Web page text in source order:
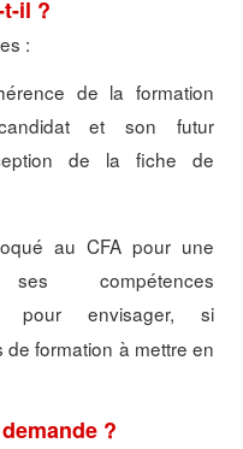
il ?
:
de la formation
et son futur
de la fiche de
au CFA pour une
compétences
envisager, si
formation à mettre en
?